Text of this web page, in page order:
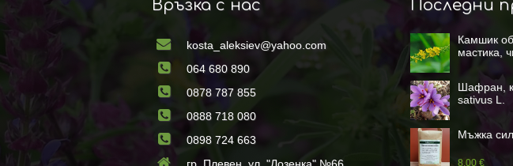
Връзка с нас
kosta_aleksiev@yahoo.com
064 680 890
0878 787 855
0888 718 080
0898 724 663
Последни
Камшик
мастика,
Шафран,
sativus L.
Мъжка
8.00 €